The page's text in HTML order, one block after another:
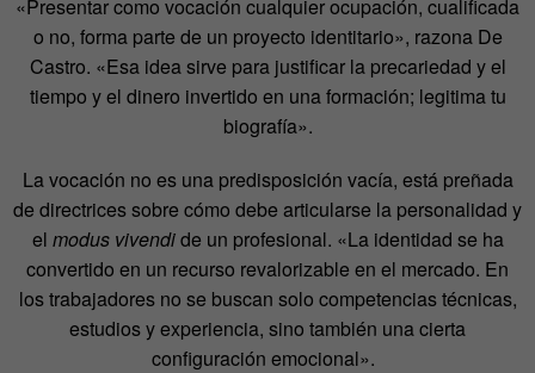
«Presentar como vocación cualquier ocupación, cualificada
o no, forma parte de un proyecto identitario», razona De
Castro. «Esa idea sirve para justificar la precariedad y el
tiempo y el dinero invertido en una formación; legitima tu
biografía».
La vocación no es una predisposición vacía, está preñada
de directrices sobre cómo debe articularse la personalidad y
el modus vivendide un profesional. «La identidad se ha
convertido en un recurso revalorizable en el mercado. En
los trabajadores no se buscan solo competencias técnicas,
estudios y experiencia, sino también una cierta
configuración emocional».